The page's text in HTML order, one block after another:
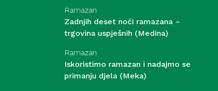
Ramazan
Zadnjih deset noći ramazana –
trgovina uspješnih (Medina)
Ramazan
Iskoristimo ramazan i nadajmo se
primanju djela (Meka)